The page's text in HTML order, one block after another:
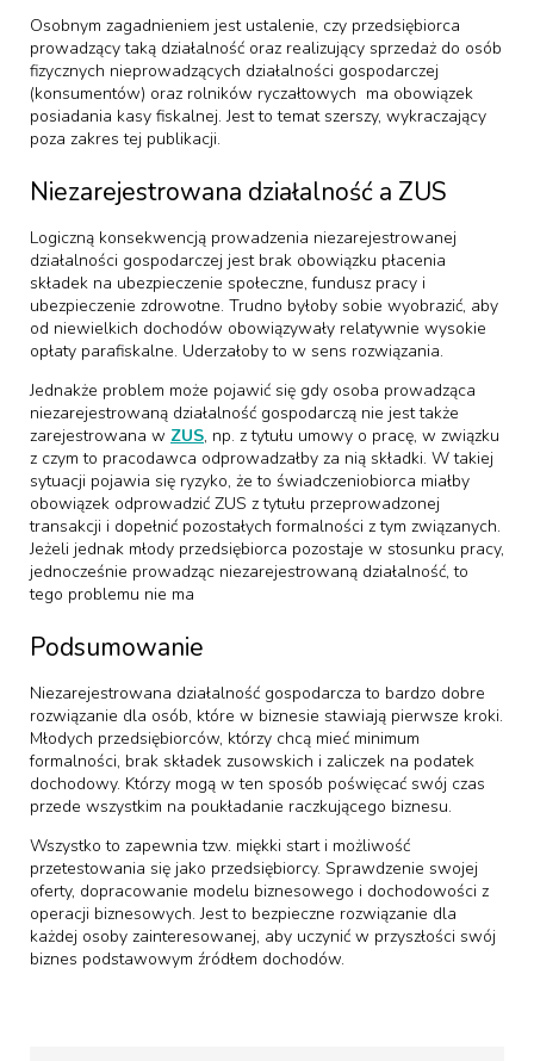
Osobnym zagadnieniem jest ustalenie, czy przedsiębiorca
prowadzący taką działalność oraz realizujący sprzedaż do osób
fizycznych nieprowadzących działalności gospodarczej
(konsumentów) oraz rolników ryczałtowych ma obowiązek
posiadania kasy fiskalnej. Jest to temat szerszy, wykraczający
poza zakres tej publikacji.
Niezarejestrowana działalność a ZUS
Logiczną konsekwencją prowadzenia niezarejestrowanej
działalności gospodarczej jest brak obowiązku płacenia
składek na ubezpieczenie społeczne, fundusz pracy i
ubezpieczenie zdrowotne. Trudno byłoby sobie wyobrazić, aby
od niewielkich dochodów obowiązywały relatywnie wysokie
opłaty parafiskalne. Uderzałoby to w sens rozwiązania.
Jednakże problem może pojawić się gdy osoba prowadząca
niezarejestrowaną działalność gospodarczą nie jest także
zarejestrowana w ZUS, np. z tytułu umowy o pracę, w związku
z czym to pracodawca odprowadzałby za nią składki. W takiej
sytuacji pojawia się ryzyko, że to świadczeniobiorca miałby
obowiązek odprowadzić ZUS z tytułu przeprowadzonej
transakcji i dopełnić pozostałych formalności z tym związanych.
Jeżeli jednak młody przedsiębiorca pozostaje w stosunku pracy,
jednocześnie prowadząc niezarejestrowaną działalność, to
tego problemu nie ma
Podsumowanie
Niezarejestrowana działalność gospodarcza to bardzo dobre
rozwiązanie dla osób, które w biznesie stawiają pierwsze kroki.
Młodych przedsiębiorców, którzy chcą mieć minimum
formalności, brak składek zusowskich i zaliczek na podatek
dochodowy. Którzy mogą w ten sposób poświęcać swój czas
przede wszystkim na poukładanie raczkującego biznesu.
Wszystko to zapewnia tzw. miękki start i możliwość
przetestowania się jako przedsiębiorcy. Sprawdzenie swojej
oferty, dopracowanie modelu biznesowego i dochodowości z
operacji biznesowych. Jest to bezpieczne rozwiązanie dla
każdej osoby zainteresowanej, aby uczynić w przyszłości swój
biznes podstawowym źródłem dochodów.